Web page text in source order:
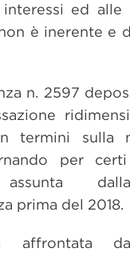
ed alle
è inerente e
n. 2597
termini sulla
per
assunta
prima del 2018.
affrontata